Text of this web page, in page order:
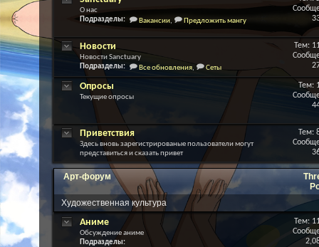
О нас
Подразделы:
Вакансии, Предложить мангу
Новости
Новости Sanctuary
Подразделы:
Все обновления, Сеты
Тем:
Опросы
Текущие опросы
Тем:
Приветствия
Здесь вновь зарегистрированые пользователи могут
представиться и сказать привет
Тем:
Арт-форум
Художественная культура
Аниме
Обсуждение аниме
Подразделы:
Тем: